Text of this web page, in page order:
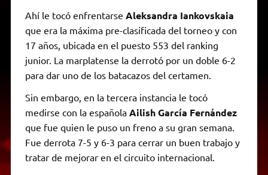
Ahí le tocó enfrentarse Aleksandra Iankovskaia
que era la máxima pre-clasificada del torneo y con
17 años, ubicada en el puesto 553 del ranking
junior. La marplatense la derrotó por un doble 6-2
para dar uno de los batacazos del certamen.
Sin embargo, en la tercera instancia le tocó
medirse con la española Ailish García Fernández
que fue quien le puso un freno a su gran semana.
Fue derrota 7-5 y 6-3 para cerrar un buen trabajo y
tratar de mejorar en el circuito internacional.